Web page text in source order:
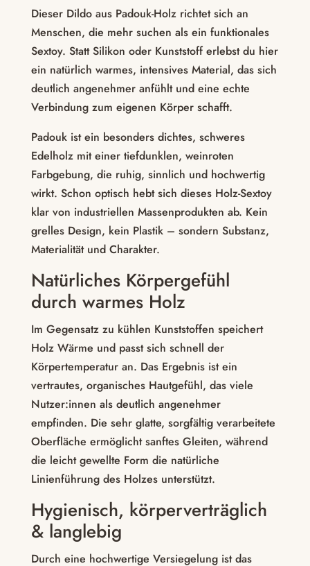
Dieser Dildo aus Padouk-Holz richtet sich an
Menschen, die mehr suchen als ein funktionales
Sextoy. Statt Silikon oder Kunststoff erlebst du hier
ein natürlich warmes, intensives Material, das sich
deutlich angenehmer anfühlt und eine echte
Verbindung zum eigenen Körper schafft.
Padouk ist ein besonders dichtes, schweres
Edelholz mit einer tiefdunklen, weinroten
Farbgebung, die ruhig, sinnlich und hochwertig
wirkt. Schon optisch hebt sich dieses Holz-Sextoy
klar von industriellen Massenprodukten ab. Kein
grelles Design, kein Plastik – sondern Substanz,
Materialität und Charakter.
Natürliches Körpergefühl
durch warmes Holz
Im Gegensatz zu kühlen Kunststoffen speichert
Holz Wärme und passt sich schnell der
Körpertemperatur an. Das Ergebnis ist ein
vertrautes, organisches Hautgefühl, das viele
Nutzer:innen als deutlich angenehmer
empfinden. Die sehr glatte, sorgfältig verarbeitete
Oberfläche ermöglicht sanftes Gleiten, während
die leicht gewellte Form die natürliche
Linienführung des Holzes unterstützt.
Hygienisch, körperverträglich
& langlebig
Durch eine hochwertige Versiegelung ist das